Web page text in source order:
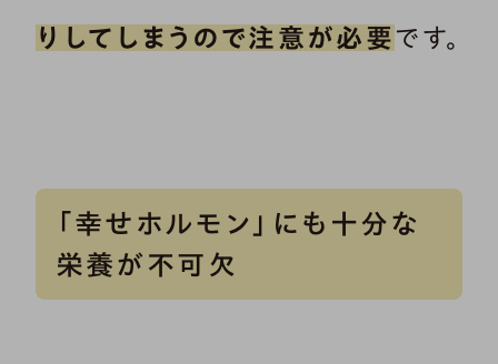
りしてしまうので注意が必要 です。
「幸せホルモン」にも十分な
栄養が不可欠